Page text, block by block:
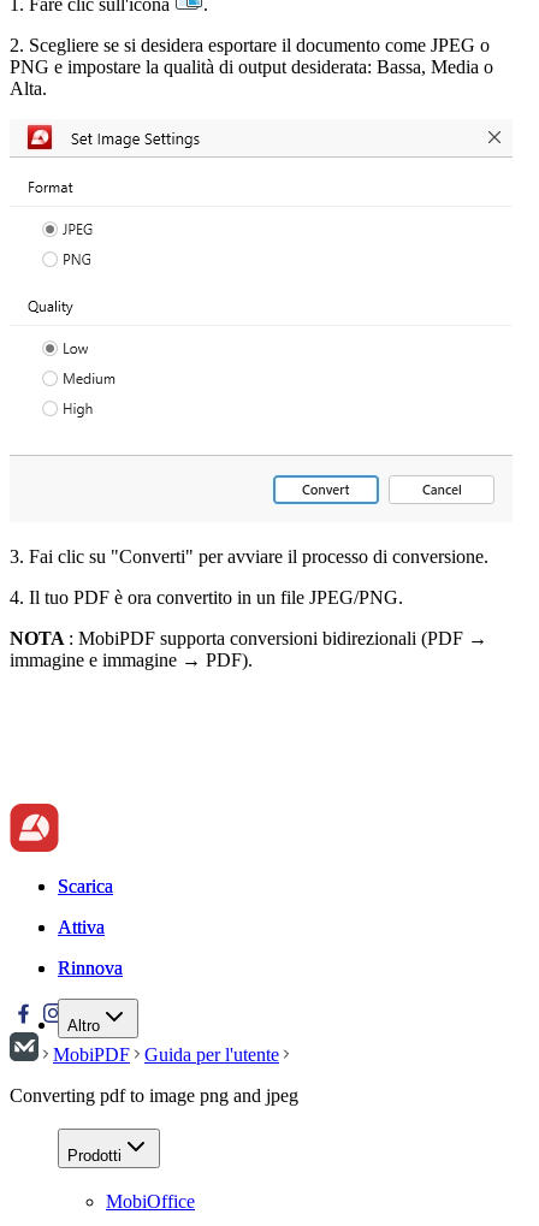
2. Scegliere se si desidera esportare il documento come JPEG o
PNG e impostare la qualità di output desiderata: Bassa, Media o
Alta.
3. Fai clic su "Converti" per avviare il processo di conversione.
4. Il tuo PDF è ora convertito in un file JPEG/PNG.
NOTA : MobiPDF supporta conversioni bidirezionali (PDF →
immagine e immagine → PDF).
Scarica
Attiva
Rinnova
Altro
Scarica
Attiva
Rinnova
MobiPDF
Guida per l'utente
Converting pdf to image png and jpeg
Prodotti
MobiOffice